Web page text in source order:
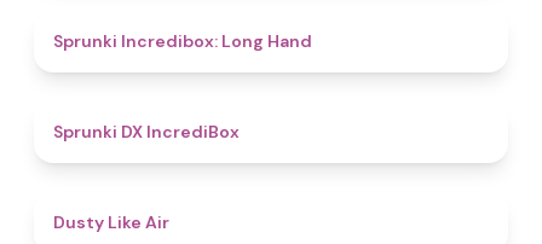
Sprunki Incredibox: Long Hand
Sprunki DX IncrediBox
Dusty Like Air